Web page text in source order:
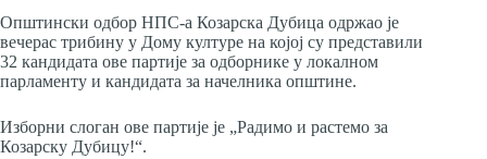
Општински одбор НПС-а Козарска Дубица одржао је
вечерас трибину у Дому културе на којој су представили
32 кандидата ове партије за одборнике у локалном
парламенту и кандидата за начелника општине.
Изборни слоган ове партије је „Радимо и растемо за
Козарску Дубицу!“.